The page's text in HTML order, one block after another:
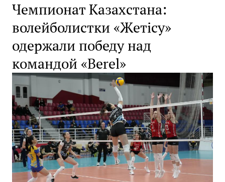
Чемпионат Казахстана:
волейболистки «Жетісу»
одержали победу над
командой «Berel»